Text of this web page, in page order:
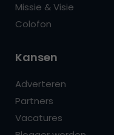
Missie & Visie
Colofon
Kansen
Adverteren
Partners
Vacatures